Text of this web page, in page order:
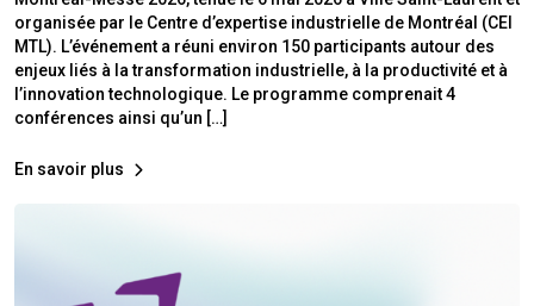
organisée par le Centre d’expertise industrielle de Montréal (CEI
MTL). L’événement a réuni environ 150 participants autour des
enjeux liés à la transformation industrielle, à la productivité et à
l’innovation technologique. Le programme comprenait 4
conférences ainsi qu’un […]
En savoir plus